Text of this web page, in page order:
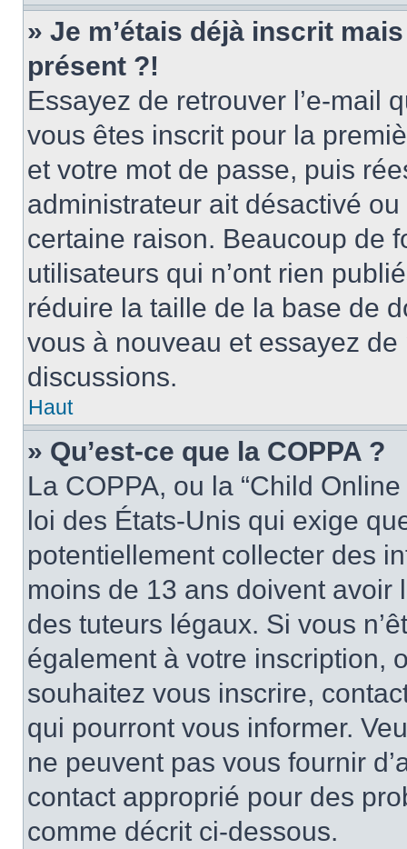
» Je m’étais déjà inscrit
présent ?!
Essayez de retrouver l’e-mail
vous êtes inscrit pour la
et votre mot de passe, puis
administrateur ait désactivé
certaine raison. Beaucoup de
utilisateurs qui n’ont rien
réduire la taille de la base de
vous à nouveau et essayez
discussions.
Haut
» Qu’est-ce que la COPPA ?
La COPPA, ou la “Child
loi des États-Unis qui exige
potentiellement collecter des
moins de 13 ans doivent
des tuteurs légaux. Si vous
également à votre inscription,
souhaitez vous inscrire,
qui pourront vous informer.
ne peuvent pas vous fournir
contact approprié pour des
comme décrit ci-dessous.